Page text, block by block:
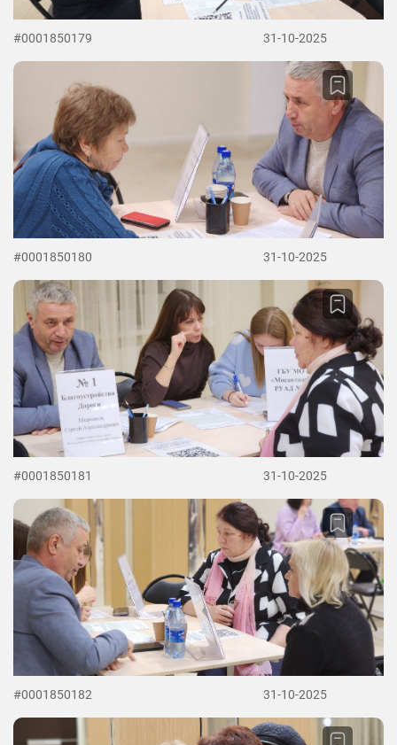
#0001850179 31-10-2025
#0001850180 31-10-2025
#0001850181 31-10-2025
#0001850182 31-10-2025